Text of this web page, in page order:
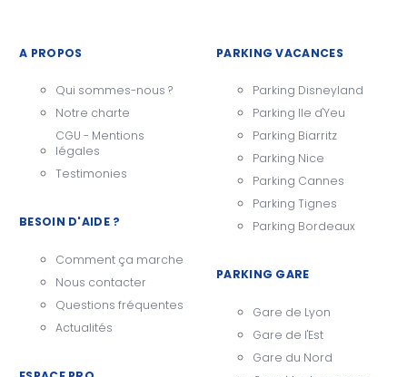
A PROPOS
Qui sommes-nous ?
Notre charte
CGU - Mentions
légales
Testimonies
BESOIN D'AIDE ?
Comment ça marche
Nous contacter
Questions fréquentes
Actualités
PARKING VACANCES
Parking Disneyland
Parking Ile d'Yeu
Parking Biarritz
Parking Nice
Parking Cannes
Parking Tignes
Parking Bordeaux
PARKING GARE
Gare de Lyon
Gare de l'Est
Gare du Nord